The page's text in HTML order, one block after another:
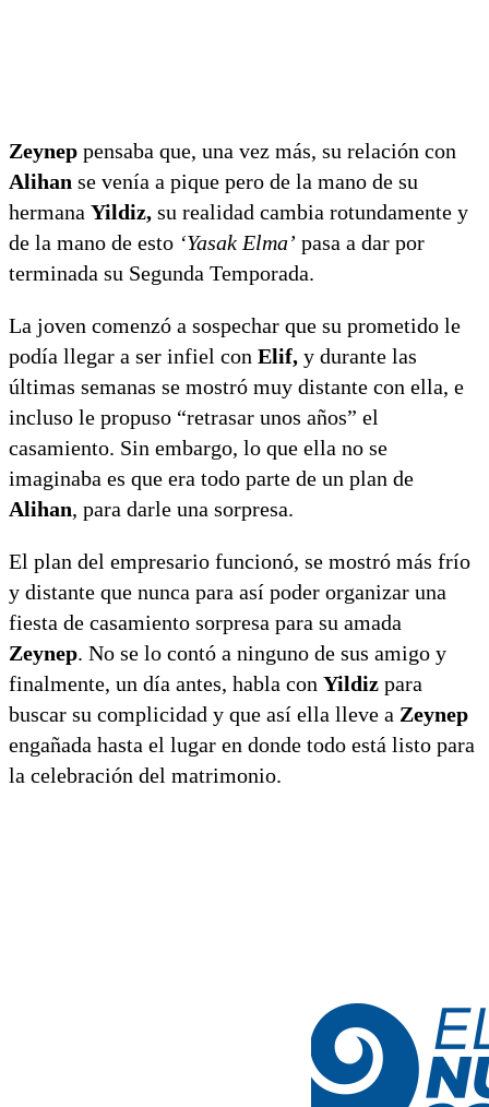
Zeynep pensaba que, una vez más, su relación con
Alihan se venía a pique pero de la mano de su
hermana Yildiz, su realidad cambia rotundamente y
de la mano de esto ‘Yasak Elma’ pasa a dar por
terminada su Segunda Temporada.
La joven comenzó a sospechar que su prometido le
podía llegar a ser infiel con Elif, y durante las
últimas semanas se mostró muy distante con ella, e
incluso le propuso “retrasar unos años” el
casamiento. Sin embargo, lo que ella no se
imaginaba es que era todo parte de un plan de
Alihan, para darle una sorpresa.
El plan del empresario funcionó, se mostró más frío
y distante que nunca para así poder organizar una
fiesta de casamiento sorpresa para su amada
Zeynep. No se lo contó a ninguno de sus amigo y
finalmente, un día antes, habla con Yildiz para
buscar su complicidad y que así ella lleve a Zeynep
engañada hasta el lugar en donde todo está listo para
la celebración del matrimonio.